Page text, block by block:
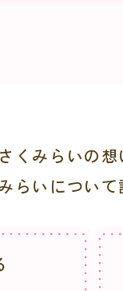
くみらいの
らいについて